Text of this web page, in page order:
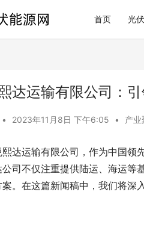
首页 光
达运输有限公司：
• 2023年11月8日 下午6:05 • 产业
达运输有限公司，作为中国领
司不仅注重提供陆运、海运等
。在这篇新闻稿中，我们将深